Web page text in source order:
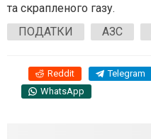
та скрапленого газу.
ПОДАТКИ
АЗС
Reddit Telegram
WhatsApp